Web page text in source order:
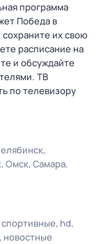
программа
Победа в
их свою
расписание на
и обсуждайте
ТВ
по телевизору
Омск Самара
спортивные hd
новостные